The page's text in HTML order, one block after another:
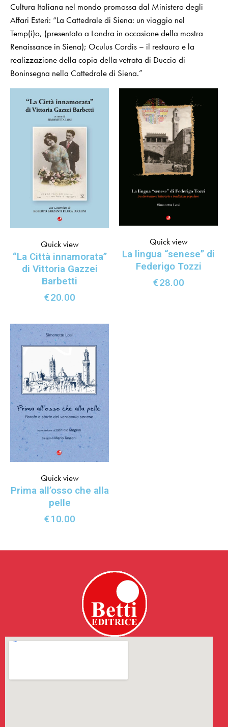
Cultura Italiana nel mondo promossa dal Ministero degli
Affari Esteri: “La Cattedrale di Siena: un viaggio nel
Temp(i)o, (presentato a Londra in occasione della mostra
Renaissance in Siena); Oculus Cordis – il restauro e la
realizzazione della copia della vetrata di Duccio di
Boninsegna nella Cattedrale di Siena.”
“La Città innamorata”
di Vittoria Gazzei
Barbetti
€20.00
Quick view
La lingua “senese” di
Federigo Tozzi
€28.00
Quick view
Prima all’osso che alla
pelle
€10.00
Quick view